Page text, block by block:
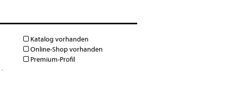
·
Katalog vorhanden
Online-Shop vorhanden
Premium-Profil